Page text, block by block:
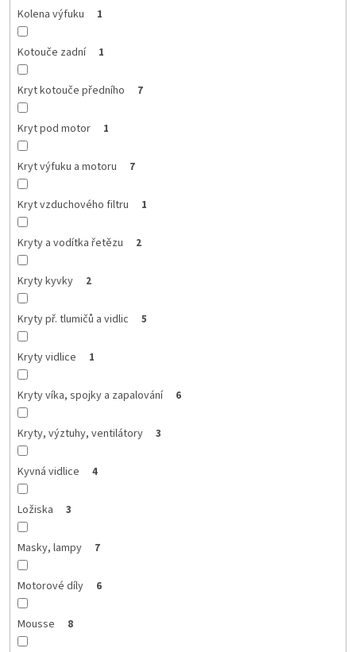
Kolena výfuku 1
Kotouče zadní 1
Kryt kotouče předního 7
Kryt pod motor 1
Kryt výfuku a motoru 7
Kryt vzduchového filtru 1
Kryty a vodítka řetězu 2
Kryty kyvky 2
Kryty př. tlumičů a vidlic 5
Kryty vidlice 1
Kryty víka, spojky a zapalování 6
Kryty, výztuhy, ventilátory 3
Kyvná vidlice 4
Ložiska 3
Masky, lampy 7
Motorové díly 6
Mousse 8